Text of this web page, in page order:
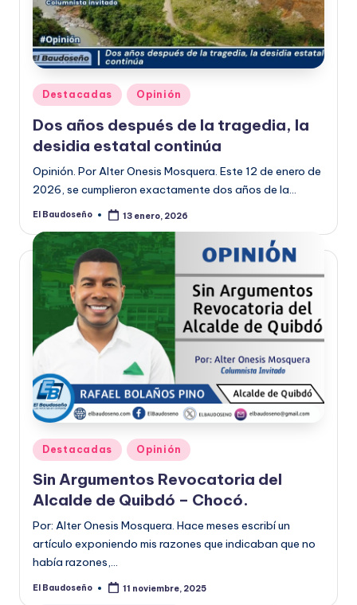
Publicado
en
Destacadas Opinión
Dos años después de la tragedia, la
desidia estatal continúa
Opinión. Por Alter Onesis Mosquera. Este 12 de enero de
2026, se cumplieron exactamente dos años de la…
Publicado
El Baudoseño 13 enero, 2026
Publicado
en
Destacadas Opinión
Sin Argumentos Revocatoria del
Alcalde de Quibdó – Chocó.
Por: Alter Onesis Mosquera. Hace meses escribí un
artículo exponiendo mis razones que indicaban que no
había razones,…
Publicado
El Baudoseño 11 noviembre, 2025